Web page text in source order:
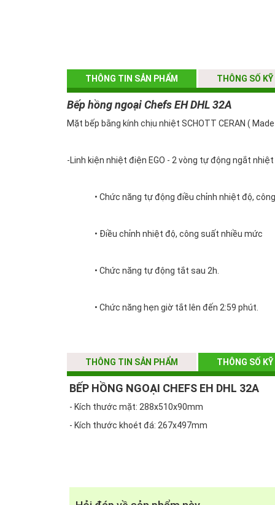
THÔNG TIN SẢN PHẨM THÔNG SỐ
Bếp hồng ngoại Chefs EH DHL 32A
Mặt bếp bằng kính chịu nhiệt SCHOTT CERAN (
-Linh kiện nhiệt điện EGO - 2 vòng tự động ngắt
• Chức năng tự động điều chỉnh nhiệt độ, công
• Điều chỉnh nhiệt độ, công suất nhiều mức
• Chức năng tự động tắt sau 2h.
• Chức năng hẹn giờ tắt lên đến 2:59 phút.
• Phím điều khiển dọc thân bếp, dễ sử dụng
THÔNG TIN SẢN PHẨM THÔNG SỐ
BẾP HỒNG NGOẠI CHEFS EH DHL 32A
- Kích thước mặt: 288x510x90mm
- Kích thước khoét đá: 267x497mm